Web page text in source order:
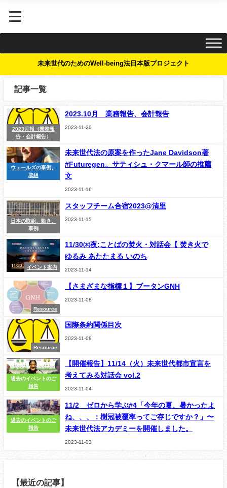
未来世代のためのWell-being法日本版プロジェクト
記事一覧
2023月報（業務報
告・会計報告）
2023.10月 業務報告、会計報告
2023-11-20
ウェールズの事例、
取組
未来世代法の原案を作ったJane Davidson著
#Futuregen。サティシュ・クマール師の推薦
文
2023-11-16
日本の取組、動き、
事例
スタッフチーム合宿2023@清里
2023-11-15
イベント案内
11/30㈭夜:ことばの焚火・対話会【 焚き火で
ゆるみ あたたまる いのち
2023-11-14
Resource
【さまざまな指標１】ブータンGNH
2023-11-08
Resource
国際条約関係目次
2023-11-08
過去のイベントのご
報告
【開催報告】11/14（火）未来世代都市宣言を
考えてみる対話会 vol.2
2023-11-04
過去のイベントのご
報告
11/2 ゼロから学ぶ#4「今年の夏、暑かったよ
ね、、、：樹冠被覆率ってご存じですか？」〜
未来世代法アカデミーを開催しました。
2023-11-03
【最近の記事】